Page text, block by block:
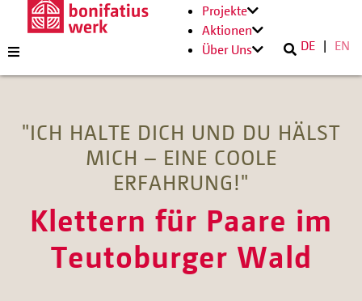
Projekte
Aktionen
Über Uns
DE EN
"ICH HALTE DICH UND DU HÄLST
MICH – EINE COOLE
ERFAHRUNG!"
Klettern für Paare im
Teutoburger Wald